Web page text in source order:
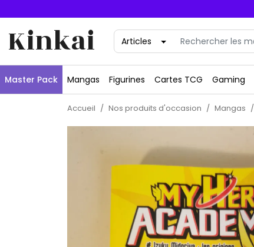
Kinkai
Master Pack Mangas Figurines Cartes TCG Gaming
Accueil Nos produits d'occasion Mangas